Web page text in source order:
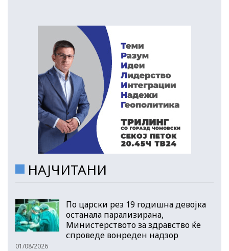
НАЈЧИТАНИ
По царски рез 19 годишна девојка
останала парализирана,
Министерството за здравство ќе
спроведе вонреден надзор
01/08/2026